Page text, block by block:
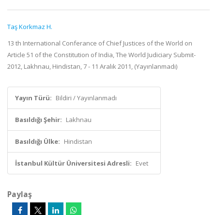
Taş Korkmaz H.
13 th International Conferance of Chief Justices of the World on
Article 51 of the Constitution of India, The World Judiciary Submit-
2012, Lakhnau, Hindistan, 7 - 11 Aralık 2011, (Yayınlanmadı)
Yayın Türü: Bildiri / Yayınlanmadı
Basıldığı Şehir: Lakhnau
Basıldığı Ülke: Hindistan
İstanbul Kültür Üniversitesi Adresli: Evet
Paylaş